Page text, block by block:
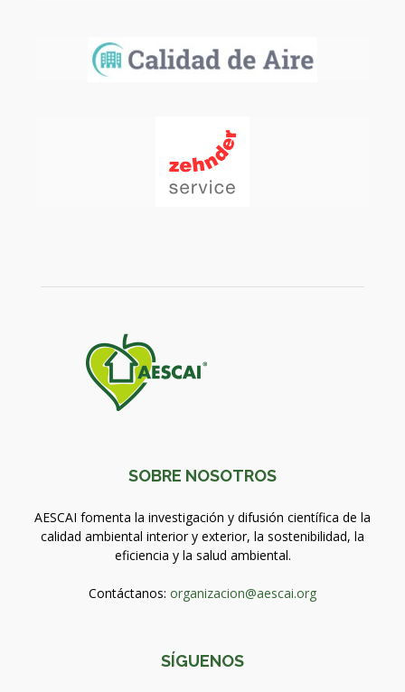
SOBRE NOSOTROS
AESCAI fomenta la investigación y difusión científica de la
calidad ambiental interior y exterior, la sostenibilidad, la
eficiencia y la salud ambiental.
Contáctanos: organizacion@aescai.org
SÍGUENOS